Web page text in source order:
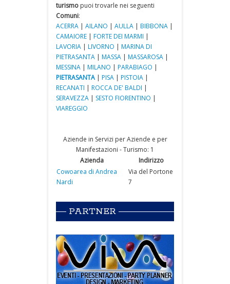
turismo puoi trovarle nei seguenti
Comuni:
ACERRA | AILANO | AULLA | BIBBONA |
CAMAIORE | FORTE DEI MARMI |
LAVORIA | LIVORNO | MARINA DI
PIETRASANTA | MASSA | MASSAROSA |
MESSINA | MILANO | PARABIAGO |
PIETRASANTA | PISA | PISTOIA |
RECANATI | ROCCA DE' BALDI |
SERAVEZZA | SESTO FIORENTINO |
VIAREGGIO
Aziende in Servizi per Aziende e per
Manifestazioni - Turismo: 1
Azienda
Indirizzo
Cowoarea di Andrea
Nardi
Via del Portone
7
PARTNER